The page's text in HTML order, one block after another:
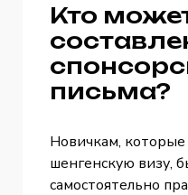
Кто
письма?
Новичкам,
шенгенскую визу,
самостоятельно